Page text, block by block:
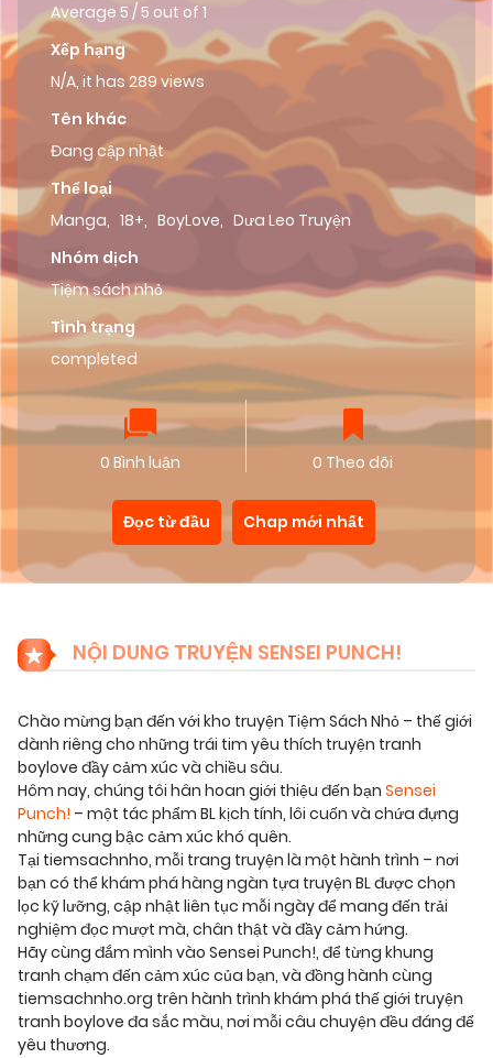
Average 5 / 5 out of 1
Xếp hạng
N/A, it has 289 views
Tên khác
Đang cập nhật
Thể loại
Manga, 18+, BoyLove, Dưa Leo Truyện
Nhóm dịch
Tiệm sách nhỏ
Tình trạng
completed
0 Bình luận 0 Theo dõi
Đọc từ đầu Chap mới nhất
NỘI DUNG TRUYỆN SENSEI PUNCH!
Chào mừng bạn đến với kho truyện Tiệm Sách Nhỏ – thế giới
dành riêng cho những trái tim yêu thích truyện tranh
boylove đầy cảm xúc và chiều sâu.
Hôm nay, chúng tôi hân hoan giới thiệu đến bạn Sensei
Punch! – một tác phẩm BL kịch tính, lôi cuốn và chứa đựng
những cung bậc cảm xúc khó quên.
Tại tiemsachnho, mỗi trang truyện là một hành trình – nơi
bạn có thể khám phá hàng ngàn tựa truyện BL được chọn
lọc kỹ lưỡng, cập nhật liên tục mỗi ngày để mang đến trải
nghiệm đọc mượt mà, chân thật và đầy cảm hứng.
Hãy cùng đắm mình vào Sensei Punch!, để từng khung
tranh chạm đến cảm xúc của bạn, và đồng hành cùng
tiemsachnho.org trên hành trình khám phá thế giới truyện
tranh boylove đa sắc màu, nơi mỗi câu chuyện đều đáng để
yêu thương.